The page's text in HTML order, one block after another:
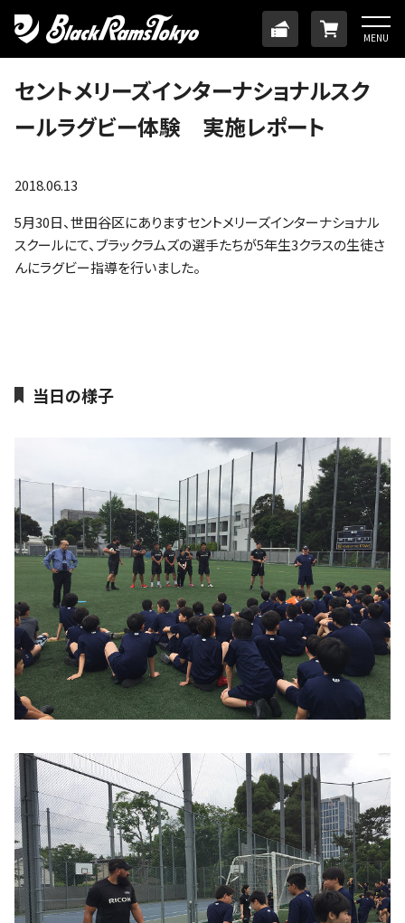
MENU
TICKET
HOME
チーム
メンバー
試合日程・結果
ファンクラブ
セントメリーズインターナショナルスク
ールラグビー体験 実施レポート
2018.06.13
5月30日、世田谷区にありますセントメリーズインターナショナル
スクールにて、ブラックラムズの選手たちが5年生3クラスの生徒さ
んにラグビー指導を行いました。
当日の様子